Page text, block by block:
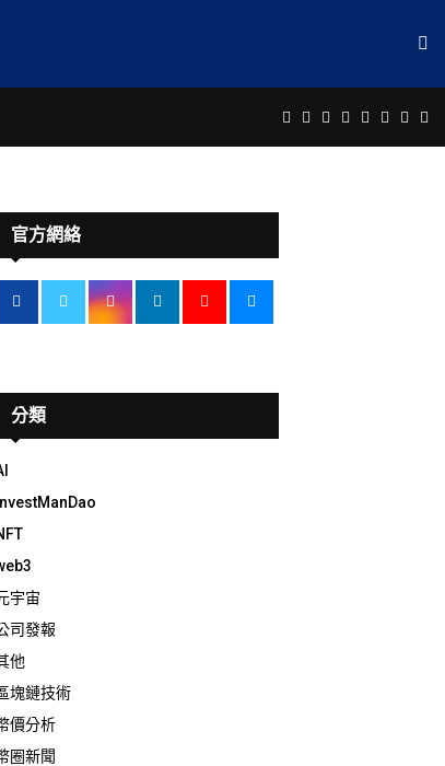
Facebook
TwitterInstagram
Linkedin
Youtube
Email
Rss
官方網絡
分類
InvestManDao
宇宙
司發報
他
塊鏈技術
價分析
圈新聞